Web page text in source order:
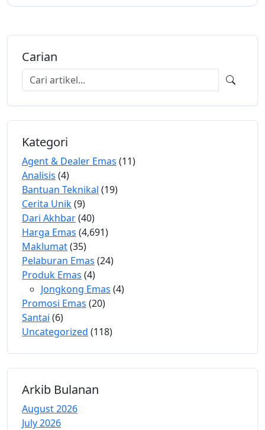
Carian
Kategori
Agent & Dealer Emas (11)
Analisis (4)
Bantuan Teknikal (19)
Cerita Unik(9)
Dari Akhbar(40)
Harga Emas (4,691)
Maklumat(35)
Pelaburan Emas (24)
Produk Emas (4)
Jongkong Emas (4)
Promosi Emas (20)
Santai (6)
Uncategorized (118)
Arkib Bulanan
August 2026
July 2026